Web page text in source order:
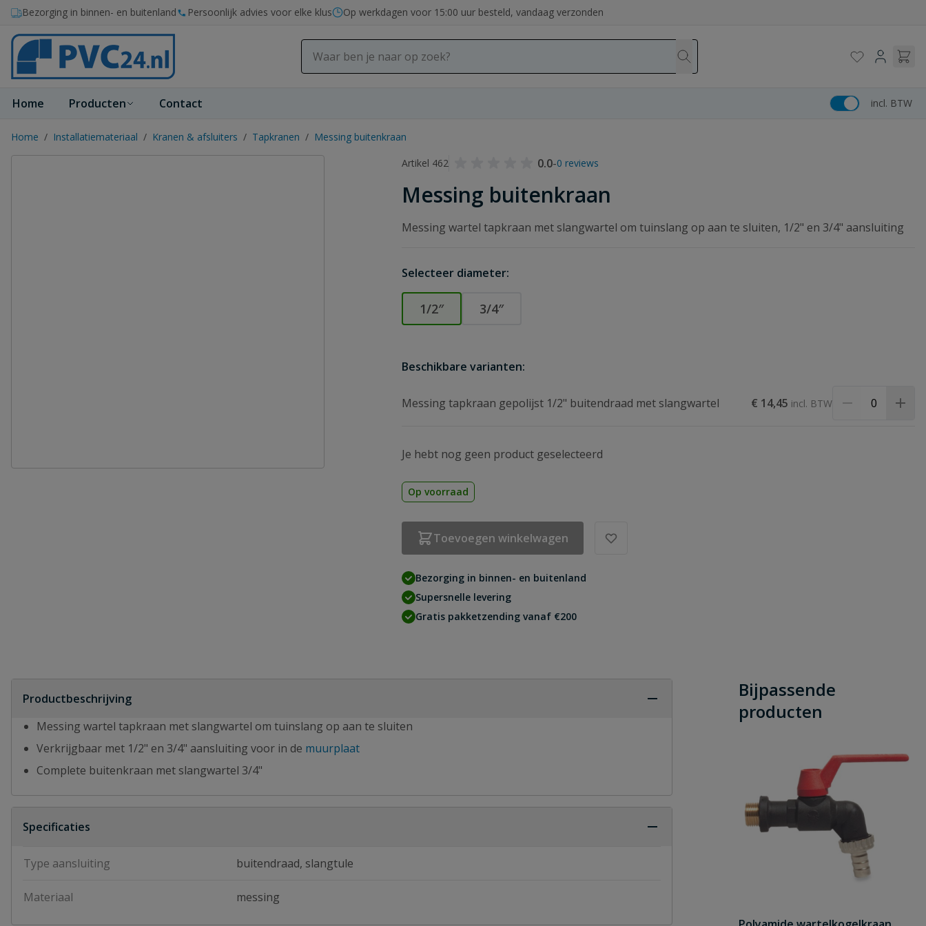
Ga naar de inhoud
Bezorging in binnen- en buitenland Persoonlijk advies voor elke klus Op werkdagen voor 15:00 uur besteld, vandaag verzonden
Home Producten Contact incl. BTW
Home / Installatiemateriaal / Kranen & afsluiters / Tapkranen / Messing buitenkraan
Artikel 462
0.0-0 reviews
Messing buitenkraan
Messing wartel tapkraan met slangwartel om tuinslang op aan te sluiten, 1/2" en 3/4" aansluiting
Selecteer diameter:
1/2″ 3/4″
Beschikbare varianten:
Messing tapkraan gepolijst 1/2" buitendraad met slangwartel € 14,45
Je hebt nog geen product geselecteerd
Op voorraad
Toevoegen winkelwagen
Bezorging in binnen- en buitenland
Supersnelle levering
Gratis pakketzending vanaf €200
Productbeschrijving
Messing wartel tapkraan met slangwartel om tuinslang op aan te sluiten
Verkrijgbaar met 1/2" en 3/4" aansluiting voor in de muurplaat
Complete buitenkraan met slangwartel 3/4"
Specificaties
Type aansluiting buitendraad, slangtule
Materiaal messing
Bijpassende
producten